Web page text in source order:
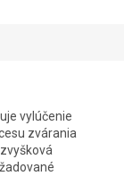
vylúčenie
zvárania